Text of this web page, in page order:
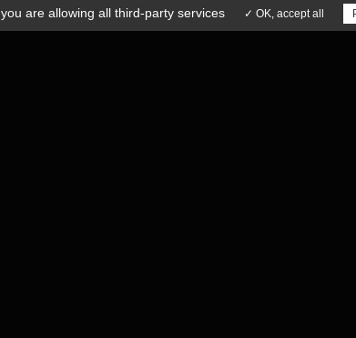
parution dans le
Machines
you are allowing all third-party services ✓ OK, accept all